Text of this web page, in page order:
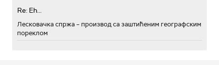
Re: Eh...
Лесковачка спржа – производ са заштићеним географским
пореклом